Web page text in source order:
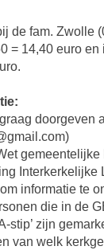
de fam. Zwolle
= 14,40 euro en
doorgeven
Interkerkelijke
informatie te
die in de
stip’ zijn
van welk